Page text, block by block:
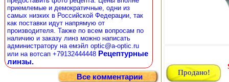
приемлемые и демократичные, одни из
самых низких в Российской Федерации, так
как поставки идут напрямую от
производителя. Также по всем вопросам по
наличию и заказу линз можно написать
администратору на емэйл optic@a-optic.ru
или на вотсап +79132444448 Рецептурные
линзы.
Все комментарии
Продано!